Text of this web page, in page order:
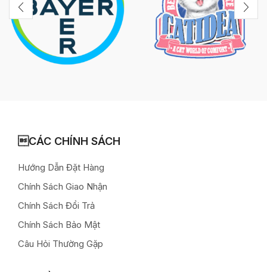
CÁC CHÍNH SÁCH
Hướng Dẫn Đặt Hàng
Chính Sách Giao Nhận
Chính Sách Đổi Trả
Chính Sách Bảo Mật
Câu Hỏi Thường Gặp